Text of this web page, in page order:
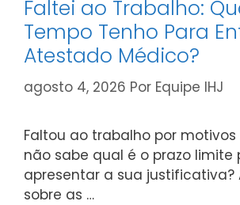
Faltei ao Trabalho:
Tempo Tenho Para
Atestado Médico?
agosto 4, 2026 Por Equipe IHJ
Faltou ao trabalho por
não sabe qual é o prazo limite
apresentar a sua justificativa?
sobre as …